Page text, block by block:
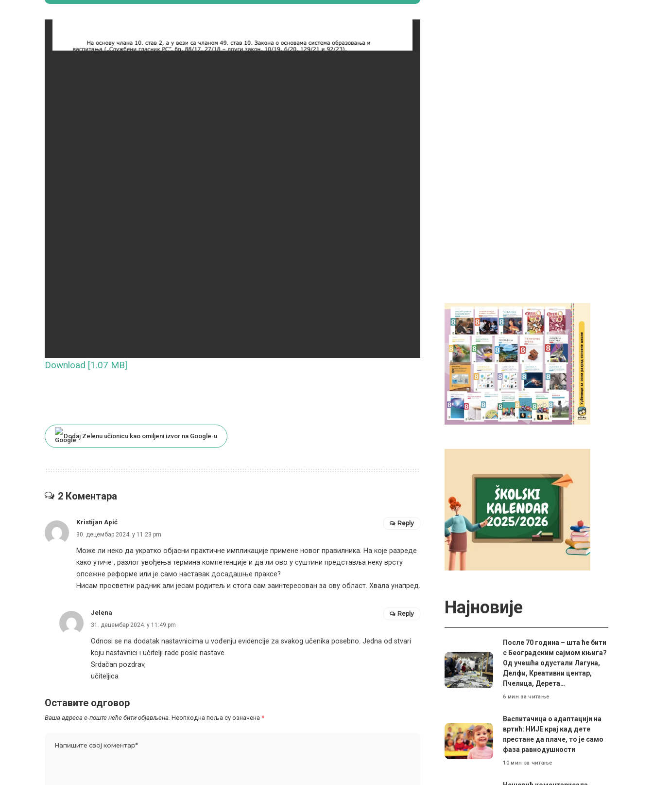
Download [1.07 MB]
Dodaj Zelenu učionicu kao omiljeni izvor na Google-u
2 Коментара
Kristijan Apić
30. децембар 2024. у 11:23 pm
Може ли неко да укратко објасни практичне импликације примене новог правилника. На које разреде
како утиче , разлог увођења термина компетенције и да ли ово у суштини представља неку врсту
опсежне реформе или је само наставак досадашње праксе?
Нисам просветни радник али јесам родитељ и стога сам заинтересован за ову област. Хвала унапред.
Reply
Jelena
31. децембар 2024. у 11:49 pm
Odnosi se na dodatak nastavnicima u vođenju evidencije za svakog učenika posebno. Jedna od stvari
koju nastavnici i učitelji rade posle nastave.
Srdačan pozdrav,
učiteljica
Reply
Оставите одговор
Ваша адреса е-поште неће бити објављена. Неопходна поља су означена *
Најновије
После 70 година – шта ће бити
с Београдским сајмом књига?
Од учешћа одустали Лагуна,
Делфи, Креативни центар,
Пчелица, Дерета…
6 мин за читање
Васпитачица о адаптацији на
вртић: НИЈЕ крај кад дете
престане да плаче, то је само
фаза равнодушности
10 мин за читање